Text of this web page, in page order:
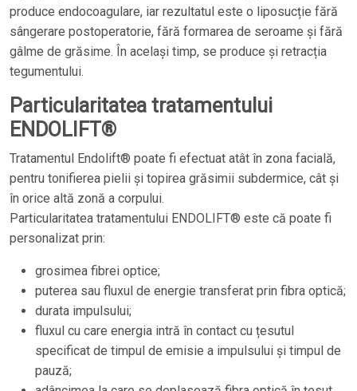
produce endocoagulare, iar rezultatul este o liposucție fără
sângerare postoperatorie, fără formarea de seroame și fără
gâlme de grăsime. În același timp, se produce și retracția
tegumentului.
Particularitatea tratamentului
ENDOLIFT®
Tratamentul Endolift® poate fi efectuat atât în zona facială,
pentru tonifierea pielii și topirea grăsimii subdermice, cât și
în orice altă zonă a corpului.
Particularitatea tratamentului ENDOLIFT® este că poate fi
personalizat prin:
grosimea fibrei optice;
puterea sau fluxul de energie transferat prin fibra optică;
durata impulsului;
fluxul cu care energia intră în contact cu țesutul
specificat de timpul de emisie a impulsului și timpul de
pauză;